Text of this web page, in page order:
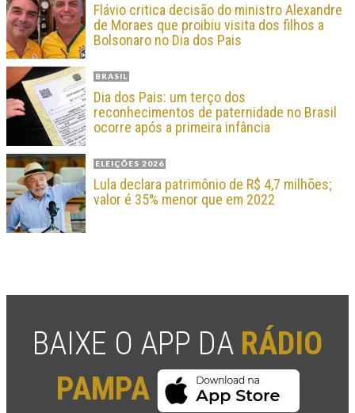
Flávio critica decisão do ministro Alexandre
de Moraes que proibiu visita dos filhos a
Bolsonaro no Dia dos Pais
BRASIL
Dia dos Pais: um terço dos
reconhecimentos de paternidade no Brasil
ocorre após a primeira infância
ELEIÇÕES 2026
Lula declara patrimônio de R$ 4,7 milhões;
valor é 35% menor que em 2022
BAIXE O APP DA RÁDIO
PAMPA